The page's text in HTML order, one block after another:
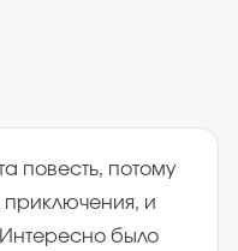
повесть, потому
приключения, и
было